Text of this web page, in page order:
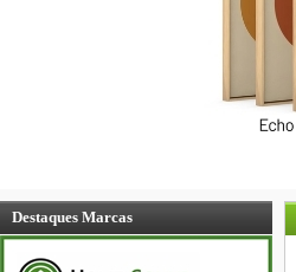
Destaques Marcas